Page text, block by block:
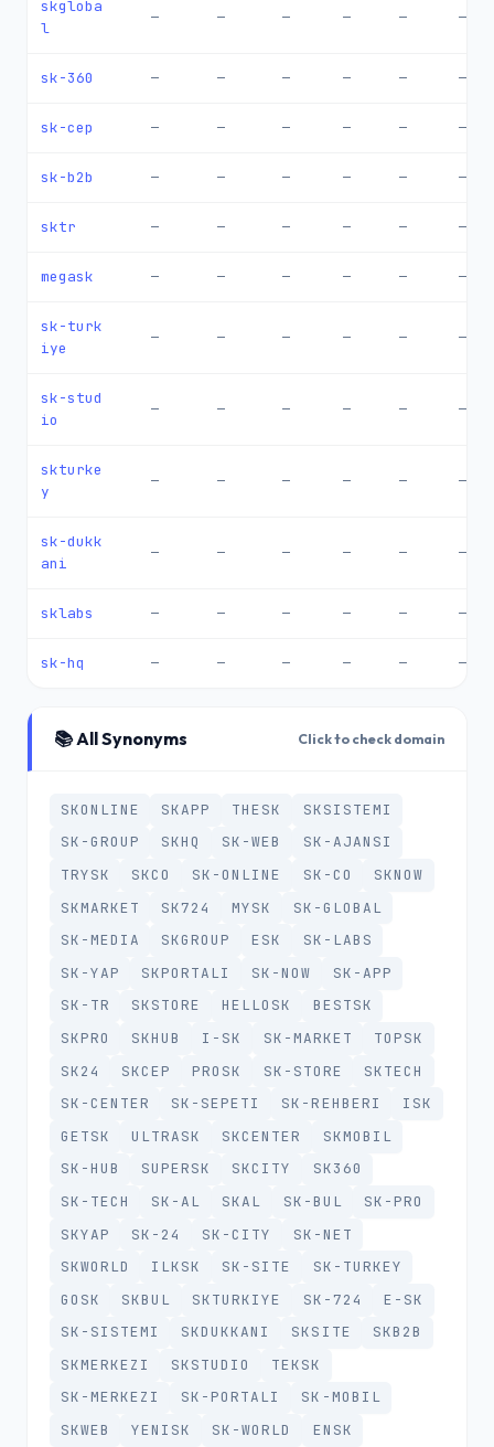
skgloba
l
— — — — — —
sk-360 — — — — — —
sk-cep — — — — — —
sk-b2b — — — — — —
sktr — — — — — —
megask — — — — — —
sk-turk
iye
— — — — — —
sk-stud
io
— — — — — —
skturke
y
— — — — — —
sk-dukk
ani
— — — — — —
sklabs — — — — — —
sk-hq — — — — — —
📚 All Synonyms Click to check domain
SKONLINE SKAPP THESK
SKSISTEMI
SK-GROUP
SKHQ SK-WEB
SK-AJANSI
TRYSK
SKCO SK-ONLINE SK-CO
SKNOW
SKMARKET
SK724 MYSK
SK-GLOBAL
SK-MEDIA
SKGROUP ESK
SK-LABS
SK-YAP
SKPORTALI SK-NOW
SK-APP
SK-TR
SKSTORE HELLOSK
BESTSK
SKPRO
SKHUB I-SK SK-MARKET
TOPSK
SK24
SKCEP PROSK SK-STORE
SKTECH
SK-CENTER
SK-SEPETI SK-REHBERI
ISK
GETSK
ULTRASK SKCENTER
SKMOBIL
SK-HUB
SUPERSK SKCITY
SK360
SK-TECH
SK-AL SKAL SK-BUL
SK-PRO
SKYAP
SK-24 SK-CITY
SK-NET
SKWORLD
ILKSK SK-SITE
SK-TURKEY
GOSK
SKBUL SKTURKIYE SK-724
E-SK
SK-SISTEMI
SKDUKKANI SKSITE
SKB2B
SKMERKEZI
SKSTUDIO
TEKSK
SK-MERKEZI
SK-PORTALI
SK-MOBIL
SKWEB
YENISK SK-WORLD
ENSK